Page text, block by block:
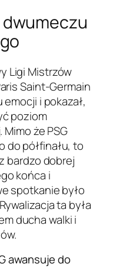
Ligi Mistrzów
Saint-Germain
i pokazał,
poziom
że PSG
do półfinału, to
bardzo dobrej
końca i
spotkanie było
ta była
ducha walki i
awansuje do